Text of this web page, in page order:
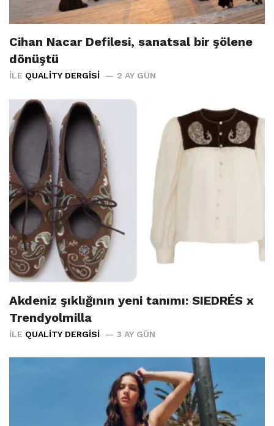
Cihan Nacar Defilesi, sanatsal bir şölene
dönüştü
İLE QUALITY DERGISI 2 AY GÜN
Akdeniz şıklığının yeni tanımı: SIEDRÉS x
Trendyolmilla
İLE QUALITY DERGISI 3 AY GÜN